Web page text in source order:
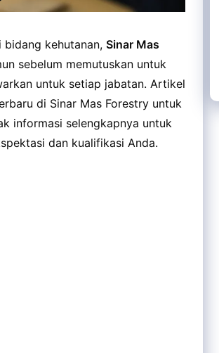
kehutanan, Sinar Mas
sebelum memutuskan untuk
untuk setiap jabatan. Artikel
di Sinar Mas Forestry untuk
informasi selengkapnya untuk
dan kualifikasi Anda.